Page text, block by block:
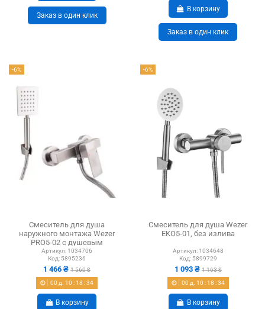
Заказ в один клик
В корзину
Заказ в один клик
-6%
Смеситель для душа
наружного монтажа Wezer
PRO5-02 с душевым
набором, без излива
Артикул: 1034706
Код: 5895236
1 466 ₴1 560 ₴
00 д. 10 : 18 :33
В корзину
-6%
Смеситель для душа Wezer
EKO5-01, без излива
Артикул: 1034648
Код: 5899729
1 093 ₴ 1 163 ₴
00 д. 10 : 18 :33
В корзину